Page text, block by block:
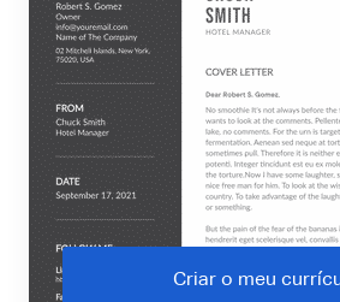
Criar o meu